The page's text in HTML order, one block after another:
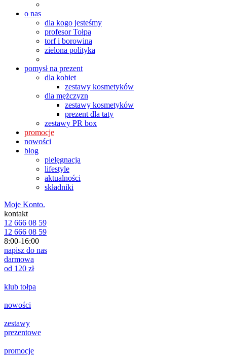
o nas
dla kogo jesteśmy
profesor Tołpa
torf i borowina
zielona polityka
pomysł na prezent
dla kobiet
zestawy kosmetyków
dla mężczyzn
zestawy kosmetyków
prezent dla taty
zestawy PR box
promocje
nowości
blog
pielęgnacja
lifestyle
aktualności
składniki
Moje Konto.
kontakt
12 666 08 59
12 666 08 59
8:00-16:00
napisz do nas
darmowa
od 120 zł
klub tołpa
nowości
zestawy
prezentowe
promocje